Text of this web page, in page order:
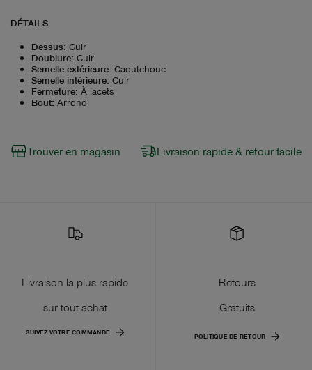
DÉTAILS
Dessus: Cuir
Doublure: Cuir
Semelle extérieure: Caoutchouc
Semelle intérieure: Cuir
Fermeture: À lacets
Bout: Arrondi
Trouver en magasin Livraison rapide & retour facile
Livraison la plus rapide
sur tout achat
SUIVEZ VOTRE COMMANDE
Retours
Gratuits
POLITIQUE DE RETOUR